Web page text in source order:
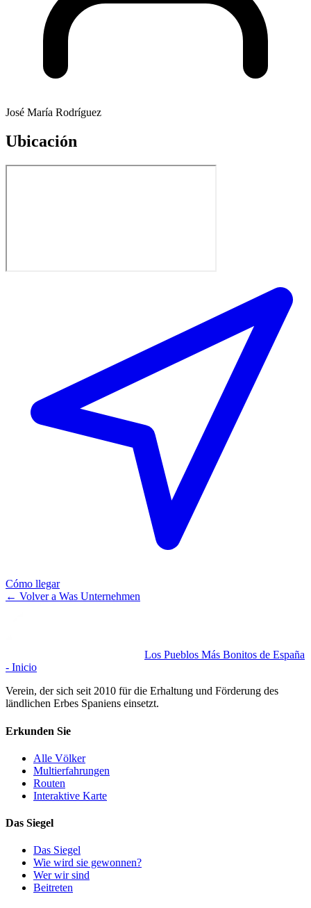
José María Rodríguez
Ubicación
Cómo llegar
← Volver a Was Unternehmen
Los Pueblos Más Bonitos de España
- Inicio
Verein, der sich seit 2010 für die Erhaltung und Förderung des
ländlichen Erbes Spaniens einsetzt.
Erkunden Sie
Alle Völker
Multierfahrungen
Routen
Interaktive Karte
Das Siegel
Das Siegel
Wie wird sie gewonnen?
Wer wir sind
Beitreten